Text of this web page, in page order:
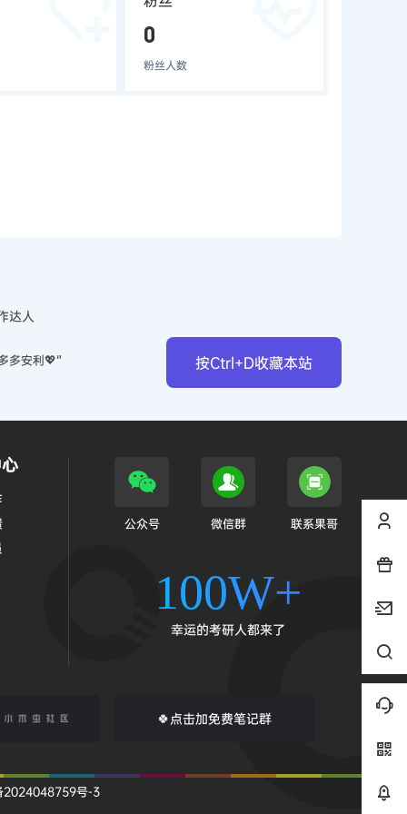
0
粉丝人数
按Ctrl+D收藏本站
达人
多安利💖”
公众号 微信群 联系果哥
100W+
幸运的考研人都来了
🍀点击加免费笔记群
2024048759号-3